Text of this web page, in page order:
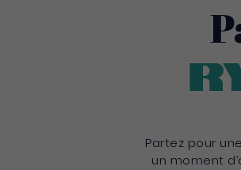
Partez pour
un moment